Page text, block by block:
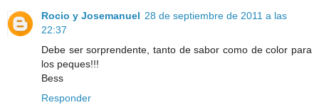
Rocio y Josemanuel 28 de septiembre de 2011 a las
22:37
Debe ser sorprendente, tanto de sabor como de color para
los peques!!!
Bess
Responder